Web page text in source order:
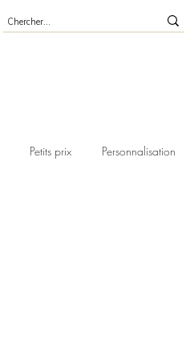
Petits prix Personnalisation